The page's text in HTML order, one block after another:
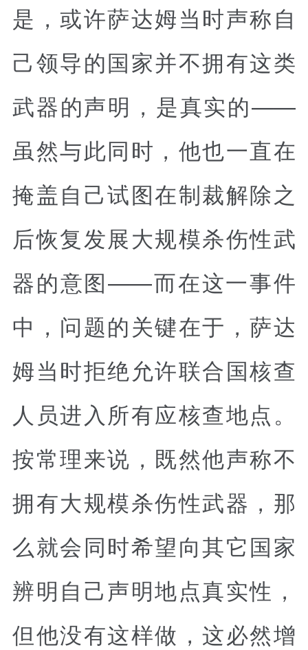
是，或许萨达姆当时声称自
己领导的国家并不拥有这类
武器的声明，是真实的——
虽然与此同时，他也一直在
掩盖自己试图在制裁解除之
后恢复发展大规模杀伤性武
器的意图——而在这一事件
中，问题的关键在于，萨达
姆当时拒绝允许联合国核查
人员进入所有应核查地点。
按常理来说，既然他声称不
拥有大规模杀伤性武器，那
么就会同时希望向其它国家
辨明自己声明地点真实性，
但他没有这样做，这必然增